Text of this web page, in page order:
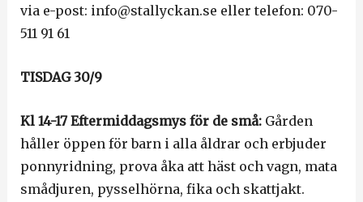
via e-post: info@stallyckan.se eller telefon: 070-
511 91 61
TISDAG 30/9
Kl 14-17 Eftermiddagsmys för de små:Gården
håller öppen för barn i alla åldrar och erbjuder
ponnyridning, prova åka att häst och vagn, mata
smådjuren, pysselhörna, fika och skattjakt.